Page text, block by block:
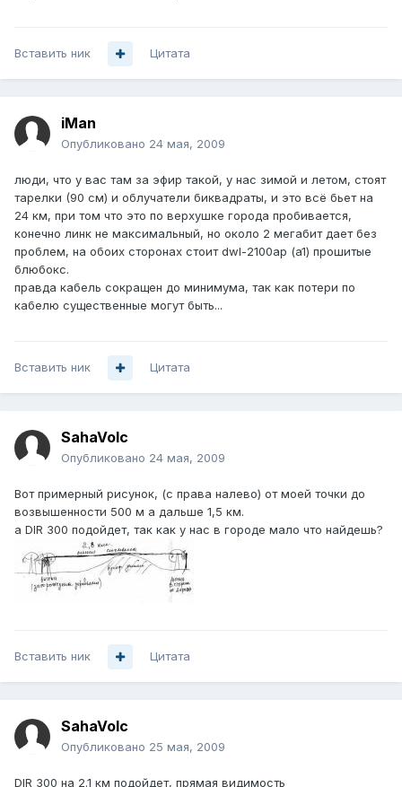
Вставить ник Цитата
iMan
Опубликовано 24 мая, 2009
люди, что у вас там за эфир такой, у нас зимой и летом, стоят
тарелки (90 см) и облучатели биквадраты, и это всё бьет на
24 км, при том что это по верхушке города пробивается,
конечно линк не максимальный, но около 2 мегабит дает без
проблем, на обоих сторонах стоит dwl-2100ap (a1) прошитые
блюбокс.
правда кабель сокращен до минимума, так как потери по
кабелю существенные могут быть...
Вставить ник Цитата
SahaVolc
Опубликовано 24 мая, 2009
Вот примерный рисунок, (с права налево) от моей точки до
возвышенности 500 м а дальше 1,5 км.
а DIR 300 подойдет, так как у нас в городе мало что найдешь?
Вставить ник Цитата
SahaVolc
Опубликовано 25 мая, 2009
DIR 300 на 2.1 км подойдет, прямая видимость